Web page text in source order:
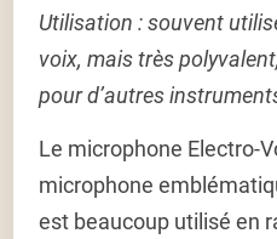
Utilisation :souvent
voix, mais très
pour d’autres
Le microphone Electro-
microphone
est beaucoup utilisé en